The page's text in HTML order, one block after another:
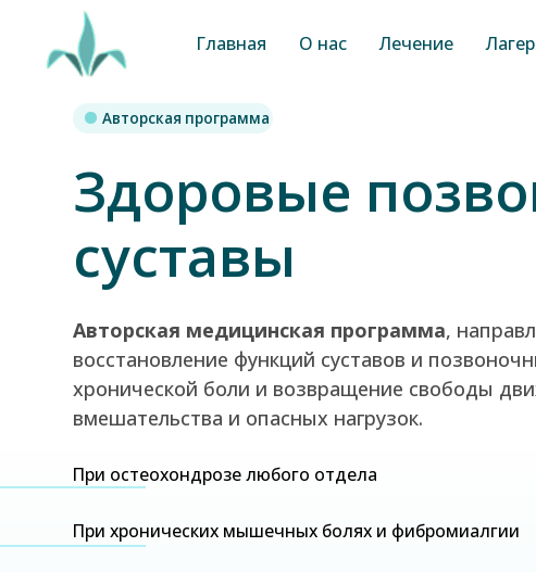
Главная О нас Лечение
Здоровые
суставы
Авторская медицинская программа
восстановление функций суставов и позвоночника,
хронической боли и возвращение свободы движений
вмешательства и опасных нагрузок.
При остеохондрозе любого отдела
При артрозе коленных, тазобедренных и мелких суставов
При хронических мышечных болях и фибромиалгии